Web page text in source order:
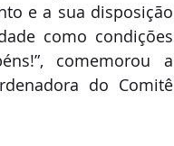
e a sua disposição
como condições
comemorou a
do Comitê